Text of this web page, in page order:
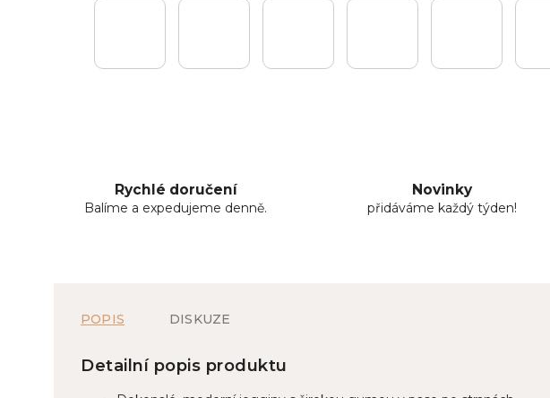
Rychlé doručení
Balíme a expedujeme denně.
Novinky
přidáváme každý týden!
POPIS DISKUZE
Detailní popis produktu